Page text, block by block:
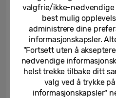
for
G7-
20/08/
valgfrie/ikke-nødvendige
best mulig
administrere dine
informasjonskapsler.
"Fortsett uten å
nødvendige
helst trekke tilbake ditt
valg ved å trykke
informasjonskapsler"